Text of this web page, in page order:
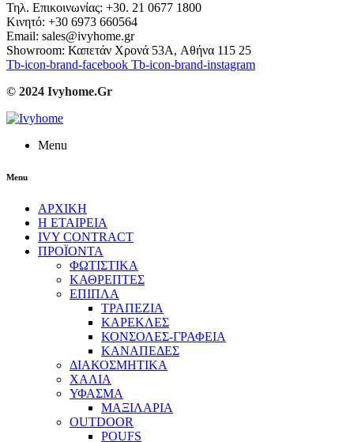
Τηλ. Επικοινωνίας: +30. 21 0677 1800
Κινητό: +30 6973 660564
Email: sales@ivyhome.gr
Showroom: Καπετάν Χρονά 53A, Αθήνα 115 25
Tb-icon-brand-facebook Tb-icon-brand-instagram
© 2024 Ivyhome.Gr
Menu
Menu
ΑΡΧΙΚΗ
Η ΕΤΑΙΡΕΙΑ
IVY CONTRACT
ΠΡΟΪΟΝΤΑ
ΦΩΤΙΣΤΙΚΑ
ΚΑΘΡΕΠΤΕΣ
ΕΠΙΠΛΑ
ΤΡΑΠΕΖΙΑ
ΚΑΡΕΚΛΕΣ
ΚΟΝΣΟΛΕΣ-ΓΡΑΦΕΙΑ
ΚΑΝΑΠΕΔΕΣ
ΔΙΑΚΟΣΜΗΤΙΚΑ
ΧΑΛΙΑ
ΥΦΑΣΜΑ
ΜΑΞΙΛΑΡΙΑ
OUTDOOR
POUFS